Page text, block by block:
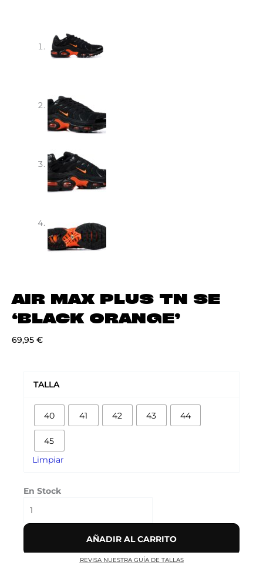
AIR MAX PLUS TN SE
‘BLACK ORANGE’
69,95 €
TALLA
40 41 42 43 44
45
Limpiar
En Stock
'BLACK
ORANGE'
cantidad
AÑADIR AL CARRITO
REVISA NUESTRA GUÍA DE TALLAS